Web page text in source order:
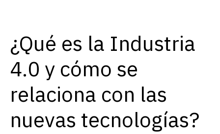
¿Qué es la Industria
4.0 y cómo se
relaciona con las
nuevas tecnologías?